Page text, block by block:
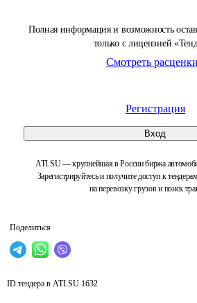
Полная информация и возможность
только с лицензией
Смотреть расценки
Регистрация
Вход
ATI.SU — крупнейшая в России биржа
Зарегистрируйтесь и получите доступ к
на перевозку грузов и поиск
Поделиться
ID тендера в ATI.SU 1632